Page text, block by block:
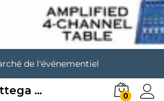
de l'événementiel
Sac Dame Bottega Veneta 0